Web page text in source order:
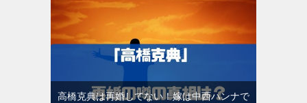
高橋克典は再婚してない！嫁は中西ハンナで